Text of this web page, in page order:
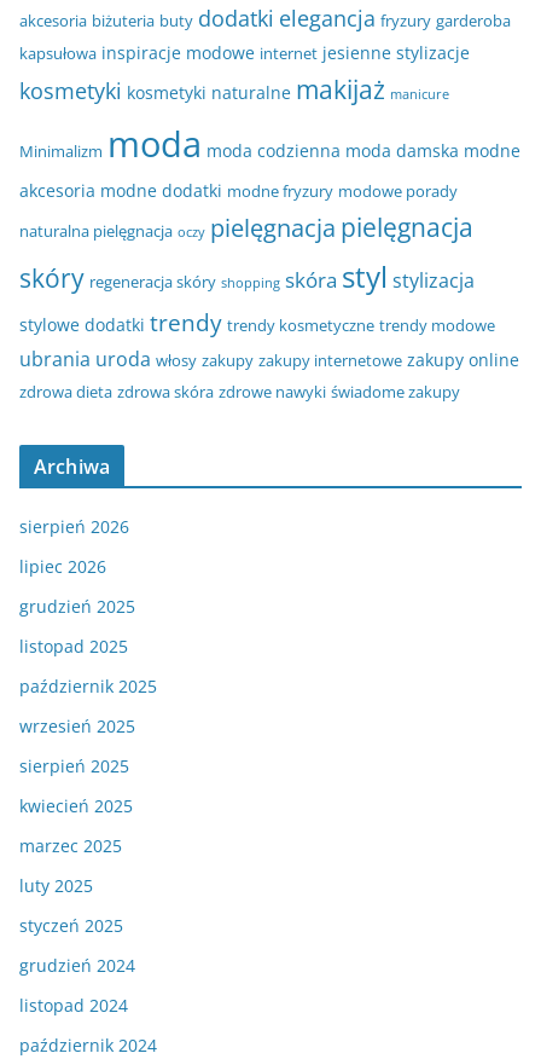
akcesoria biżuteria buty dodatki elegancja fryzury garderoba
kapsułowa inspiracje modowe internet jesienne stylizacje
kosmetyki kosmetyki naturalne makijaż manicure
Minimalizm moda moda codzienna moda damska modne
akcesoria modne dodatki modne fryzury modowe porady
naturalna pielęgnacja oczy pielęgnacja pielęgnacja
skóry regeneracja skóry shopping skóra styl stylizacja
stylowe dodatki trendy trendy kosmetyczne trendy modowe
ubrania uroda włosy zakupy zakupy internetowe zakupy online
zdrowa dieta zdrowa skóra zdrowe nawyki świadome zakupy
Archiwa
sierpień 2026
lipiec 2026
grudzień 2025
listopad 2025
październik 2025
wrzesień 2025
sierpień 2025
kwiecień 2025
marzec 2025
luty 2025
styczeń 2025
grudzień 2024
listopad 2024
październik 2024